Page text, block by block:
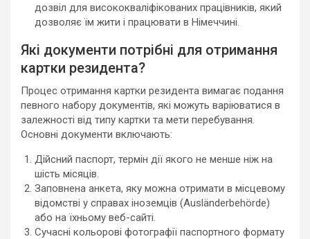
дозвіл для висококваліфікованих працівників, який
дозволяє їм жити і працювати в Німеччині.
Які документи потрібні для отримання
картки резидента?
Процес отримання картки резидента вимагає подання
певного набору документів, які можуть варіюватися в
залежності від типу картки та мети перебування.
Основні документи включають:
Дійсний паспорт, термін дії якого не менше ніж на
шість місяців.
Заповнена анкета, яку можна отримати в місцевому
відомстві у справах іноземців (Ausländerbehörde)
або на їхньому веб-сайті.
Сучасні кольорові фотографії паспортного формату